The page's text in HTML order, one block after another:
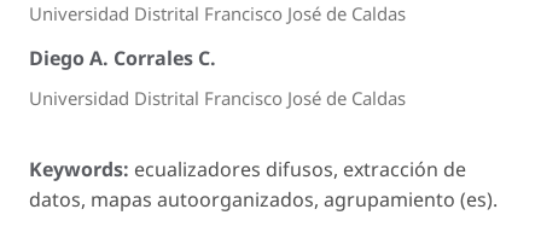
Universidad Distrital Francisco José de Caldas
Diego A. Corrales C.
Universidad Distrital Francisco José de Caldas
Keywords: ecualizadores difusos, extracción de
datos, mapas autoorganizados, agrupamiento (es).